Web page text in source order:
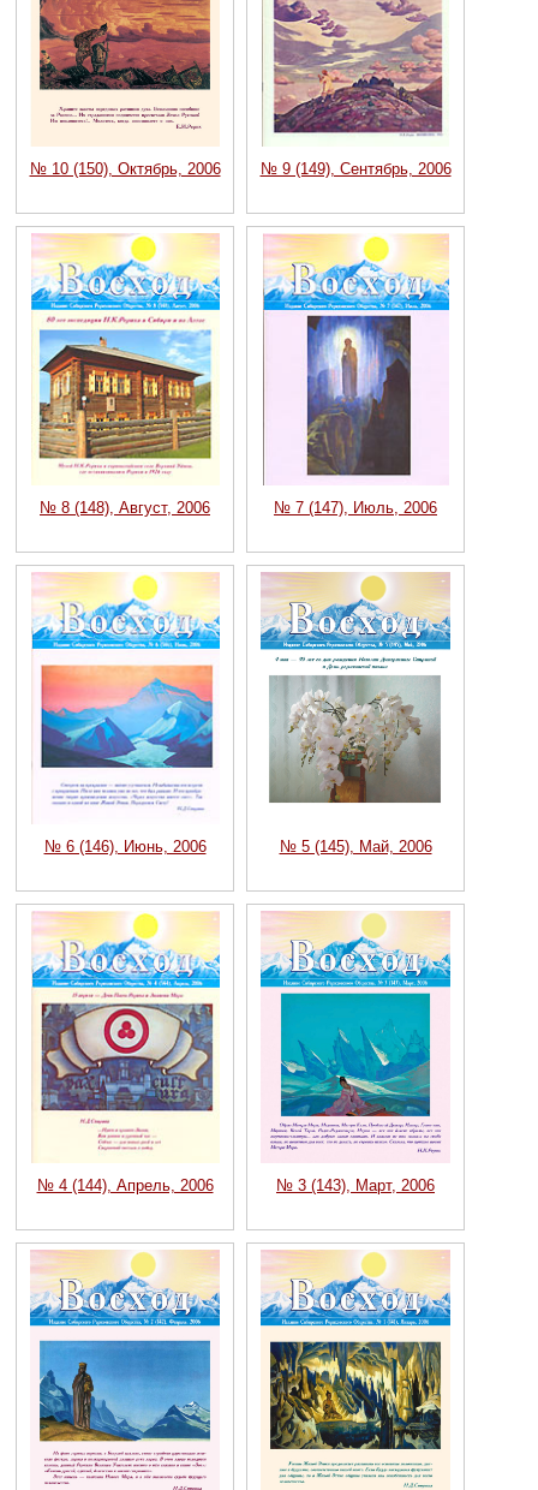
№ 10 (150), Октябрь, 2006 № 9 (149), Сентябрь, 2006
№ 8 (148), Август, 2006 № 7 (147), Июль, 2006
№ 6 (146), Июнь, 2006 № 5 (145), Май, 2006
№ 4 (144), Апрель, 2006 № 3 (143), Март, 2006